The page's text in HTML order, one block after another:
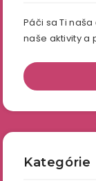
Páči sa Ti
naše aktivity a
Kategórie